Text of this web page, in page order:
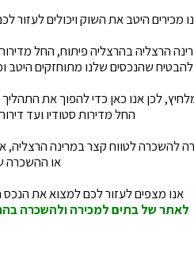
מכירים היטב את השוק ויכולים
הרצליה בהרצליה פיתוח, החל
להבטיח שהנכסים שלנו מתוחזקים היטב
לכן אנו כאן כדי להפוך את
החל מדירות סטודיו ועד
להשכרה לטווח קצר במרינה הרצליה,
או ההשכרה
אנו מצפים לעזור לכם למצוא את הנכס
לאתר של בתים למכירה ולהשכרה